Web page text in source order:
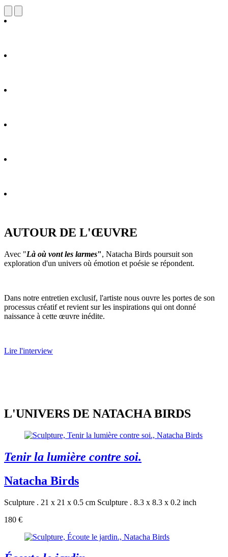
AUTOUR DE L'ŒUVRE
Avec "Là où vont les larmes", Natacha Birds poursuit son
exploration d'un univers où émotion et poésie se répondent.
Dans notre entretien exclusif, l'artiste nous ouvre les portes de son
processus créatif et revient sur les inspirations qui ont donné
naissance à cette œuvre inédite.
Lire l'interview
L'UNIVERS DE NATACHA BIRDS
Tenir la lumière contre soi.
Natacha Birds
Sculpture . 21 x 21 x 0.5 cm Sculpture . 8.3 x 8.3 x 0.2 inch
180 €